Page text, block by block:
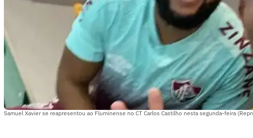
Samuel Xavier se reapresentou ao Fluminense no CT Carlos Castilho nesta segunda-feira